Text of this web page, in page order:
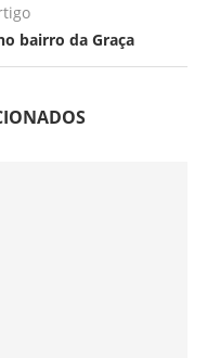
bairro da Graça